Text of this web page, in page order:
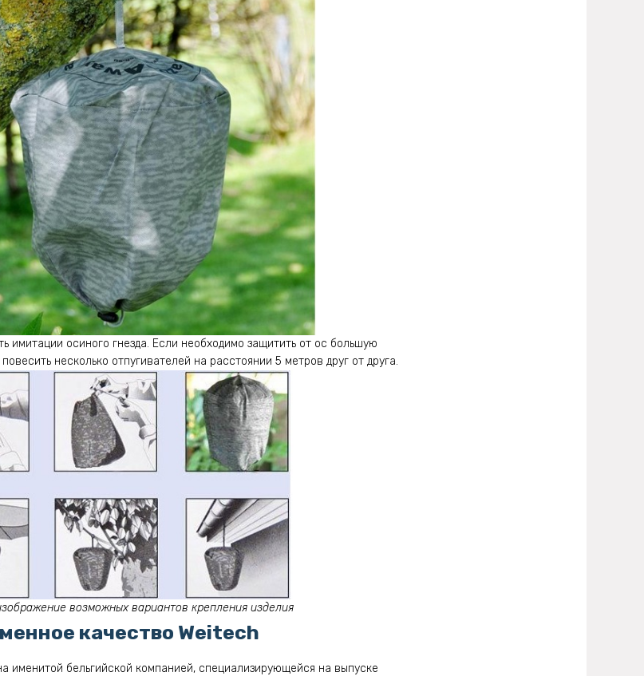
имитации осиного гнезда. Если необходимо защитить от ос большую
несколько отпугивателей на расстоянии 5 метров друг от друга.
возможных вариантов крепления изделия
качество Weitech
именитой бельгийской компанией, специализирующейся на выпуске